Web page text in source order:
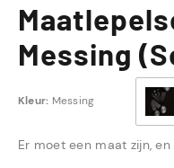
Messing
Kleur: Messing
Er moet een maat zijn,